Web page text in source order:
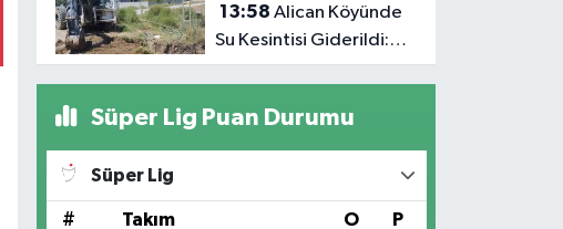
13:58
Su Kesintisi Giderildi:
Ekipler Anında
Süper Lig Puan Durumu
Süper Lig
# Takım O P